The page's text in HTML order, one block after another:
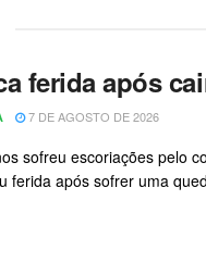
ferida após
7 DE AGOSTO DE 2026
sofreu escoriações pelo
ferida após sofrer uma